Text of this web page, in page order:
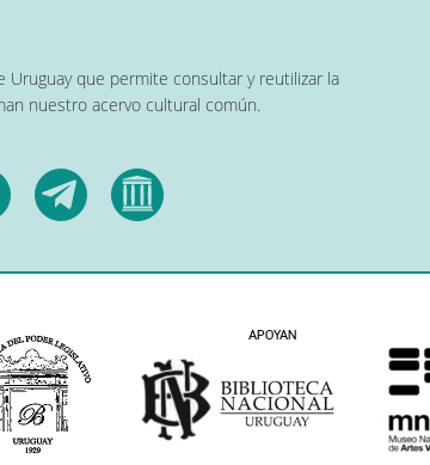
que permite consultar y reutilizar la
nuestro acervo cultural común.